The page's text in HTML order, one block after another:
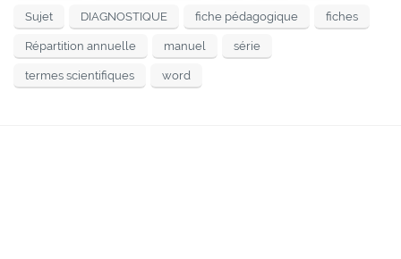
Sujet DIAGNOSTIQUE fiche pédagogique fiches
Répartition annuelle manuel série
termes scientifiques word